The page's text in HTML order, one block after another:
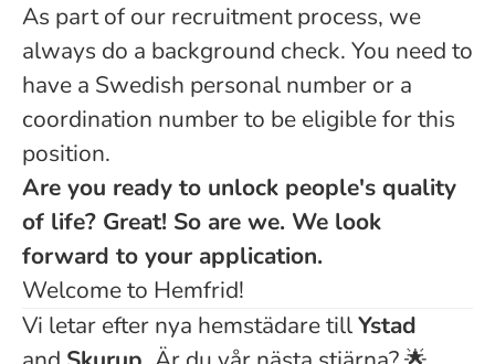
As part of our recruitment process, we
always do a background check. You need to
have a Swedish personal number or a
coordination number to be eligible for this
position.
Are you ready to unlock people's quality
of life? Great! So are we. We look
forward to your application.
Welcome to Hemfrid!
Vi letar efter nya hemstädare tillYstad